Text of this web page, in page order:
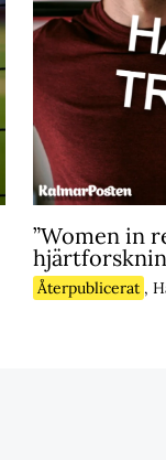
”Women in
Återpublicerat ,